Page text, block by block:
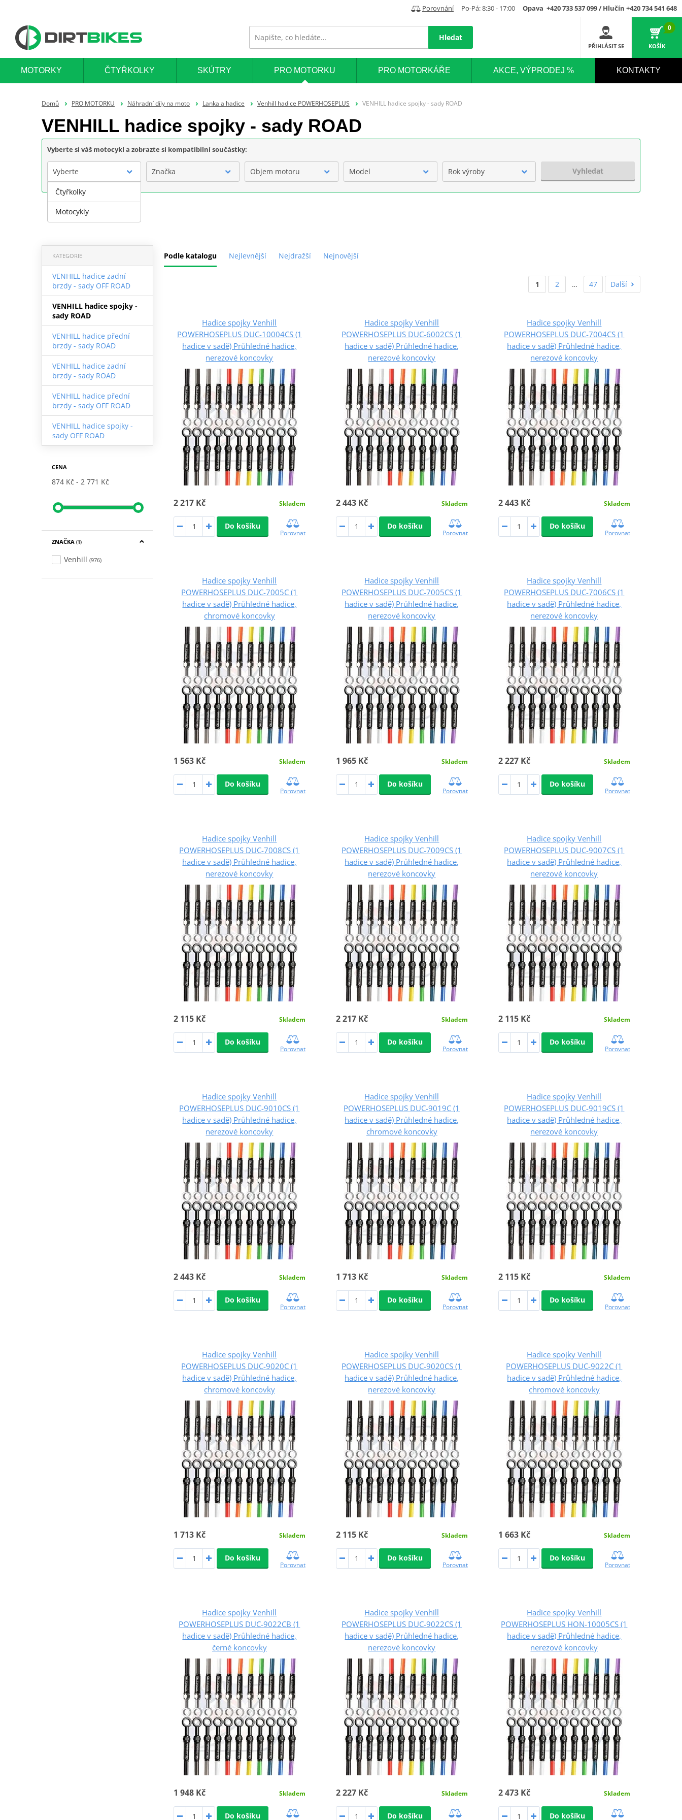
Porovnání Po-Pá: 8:30 - 17:00 Opava +420 733 537 099 / Hlučín +420 734 541 648
Hledat
PŘIHLÁSIT SE
0
KOŠÍK
MOTORKY ČTYŘKOLKY SKÚTRY PRO MOTORKU PRO MOTORKÁŘE AKCE, VÝPRODEJ % KONTAKTY
Domů PRO MOTORKU Náhradní díly na moto Lanka a hadice Venhill hadice POWERHOSEPLUS VENHILL hadice spojky - sady ROAD
VENHILL hadice spojky - sady ROAD
Vyberte si váš motocykl a zobrazte si kompatibilní součástky:
Vyberte Značka Objem motoru Model Rok výroby Vyhledat
Podle katalogu Nejlevnější Nejdražší Nejnovější
KATEGORIE
VENHILL hadice zadní
brzdy - sady OFF ROAD
VENHILL hadice spojky -
sady ROAD
VENHILL hadice přední
brzdy - sady ROAD
VENHILL hadice zadní
brzdy - sady ROAD
VENHILL hadice přední
brzdy - sady OFF ROAD
VENHILL hadice spojky -
sady OFF ROAD
CENA
874 Kč 2 771 Kč
ZNAČKA (1)
Venhill (976)
1 2 … 47 Další
Hadice spojky Venhill
POWERHOSEPLUS DUC-10004CS (1
hadice v sadě) Průhledné hadice,
nerezové koncovky
2 217 Kč Skladem
Do košíku
Porovnat
Hadice spojky Venhill
POWERHOSEPLUS DUC-6002CS (1
hadice v sadě) Průhledné hadice,
nerezové koncovky
2 443 Kč Skladem
Do košíku
Porovnat
Hadice spojky Venhill
POWERHOSEPLUS DUC-7004CS (1
hadice v sadě) Průhledné hadice,
nerezové koncovky
2 443 Kč Skladem
Do košíku
Porovnat
Hadice spojky Venhill
POWERHOSEPLUS DUC-7005C (1
hadice v sadě) Průhledné hadice,
chromové koncovky
1 563 Kč Skladem
Do košíku
Porovnat
Hadice spojky Venhill
POWERHOSEPLUS DUC-7005CS (1
hadice v sadě) Průhledné hadice,
nerezové koncovky
1 965 Kč Skladem
Do košíku
Porovnat
Hadice spojky Venhill
POWERHOSEPLUS DUC-7006CS (1
hadice v sadě) Průhledné hadice,
nerezové koncovky
2 227 Kč Skladem
Do košíku
Porovnat
Hadice spojky Venhill
POWERHOSEPLUS DUC-7008CS (1
hadice v sadě) Průhledné hadice,
nerezové koncovky
2 115 Kč Skladem
Do košíku
Porovnat
Hadice spojky Venhill
POWERHOSEPLUS DUC-7009CS (1
hadice v sadě) Průhledné hadice,
nerezové koncovky
2 217 Kč Skladem
Do košíku
Porovnat
Hadice spojky Venhill
POWERHOSEPLUS DUC-9007CS (1
hadice v sadě) Průhledné hadice,
nerezové koncovky
2 115 Kč Skladem
Do košíku
Porovnat
Hadice spojky Venhill
POWERHOSEPLUS DUC-9010CS (1
hadice v sadě) Průhledné hadice,
nerezové koncovky
2 443 Kč Skladem
Do košíku
Porovnat
Hadice spojky Venhill
POWERHOSEPLUS DUC-9019C (1
hadice v sadě) Průhledné hadice,
chromové koncovky
1 713 Kč Skladem
Do košíku
Porovnat
Hadice spojky Venhill
POWERHOSEPLUS DUC-9019CS (1
hadice v sadě) Průhledné hadice,
nerezové koncovky
2 115 Kč Skladem
Do košíku
Porovnat
Hadice spojky Venhill
POWERHOSEPLUS DUC-9020C (1
hadice v sadě) Průhledné hadice,
chromové koncovky
1 713 Kč Skladem
Do košíku
Porovnat
Hadice spojky Venhill
POWERHOSEPLUS DUC-9020CS (1
hadice v sadě) Průhledné hadice,
nerezové koncovky
2 115 Kč Skladem
Do košíku
Porovnat
Hadice spojky Venhill
POWERHOSEPLUS DUC-9022C (1
hadice v sadě) Průhledné hadice,
chromové koncovky
1 663 Kč Skladem
Do košíku
Porovnat
Hadice spojky Venhill
POWERHOSEPLUS DUC-9022CB (1
hadice v sadě) Průhledné hadice,
černé koncovky
1 948 Kč Skladem
Do košíku
Hadice spojky Venhill
POWERHOSEPLUS DUC-9022CS (1
hadice v sadě) Průhledné hadice,
nerezové koncovky
2 227 Kč Skladem
Do košíku
Hadice spojky Venhill
POWERHOSEPLUS HON-10005CS (1
hadice v sadě) Průhledné hadice,
nerezové koncovky
2 473 Kč Skladem
Do košíku
Čtyřkolky
Motocykly